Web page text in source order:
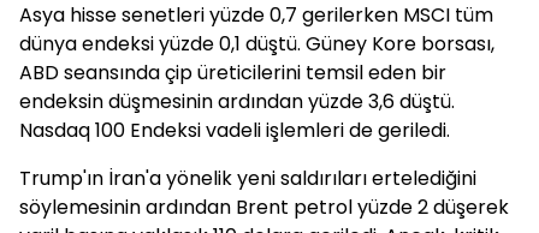
Asya hisse senetleri yüzde 0,7 gerilerken MSCI tüm
dünya endeksi yüzde 0,1 düştü. Güney Kore borsası,
ABD seansında çip üreticilerini temsil eden bir
endeksin düşmesinin ardından yüzde 3,6 düştü.
Nasdaq 100 Endeksi vadeli işlemleri de geriledi.
Trump'ın İran'a yönelik yeni saldırıları ertelediğini
söylemesinin ardından Brent petrol yüzde 2 düşerek